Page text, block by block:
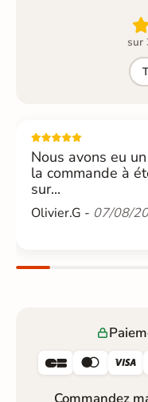
sur
Nous avons eu
la commande à
sur...
Olivier.G - 07/08/
  